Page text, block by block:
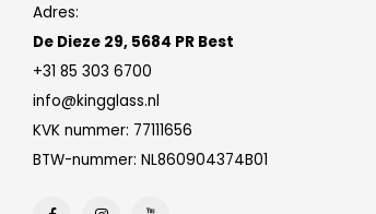
Adres:
De Dieze 29, 5684 PR Best
+31 85 303 6700
info@kingglass.nl
KVK nummer: 77111656
BTW-nummer: NL860904374B01